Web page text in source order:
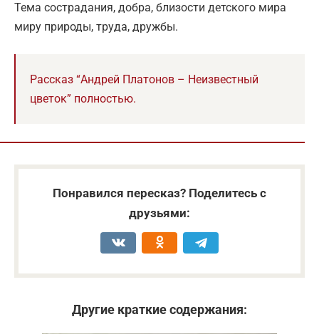
Тема сострадания, добра, близости детского мира
миру природы, труда, дружбы.
Рассказ “Андрей Платонов – Неизвестный
цветок” полностью.
Понравился пересказ? Поделитесь с
друзьями:
Другие краткие содержания: